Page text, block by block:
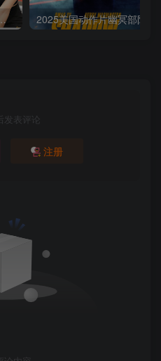
-高清无水印版
发表评论
注册